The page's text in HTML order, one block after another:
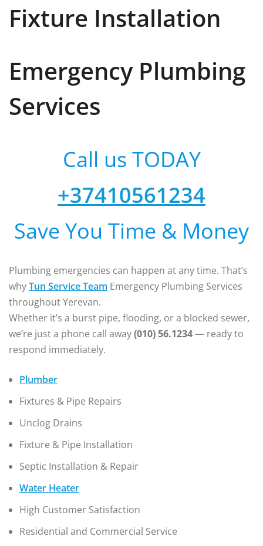
Fixture Installation
Emergency Plumbing
Services
Call us TODAY
+37410561234
Save You Time & Money
Plumbing emergencies can happen at any time. That’s
whyTun Service Team Emergency Plumbing Services
throughout Yerevan.
Whether it’s a burst pipe, flooding, or a blocked sewer,
we’re just a phone call away(010) 56.1234— ready to
respond immediately.
Plumber
Fixtures & Pipe Repairs
Unclog Drains
Fixture & Pipe Installation
Septic Installation & Repair
Water Heater
High Customer Satisfaction
Residential and Commercial Service